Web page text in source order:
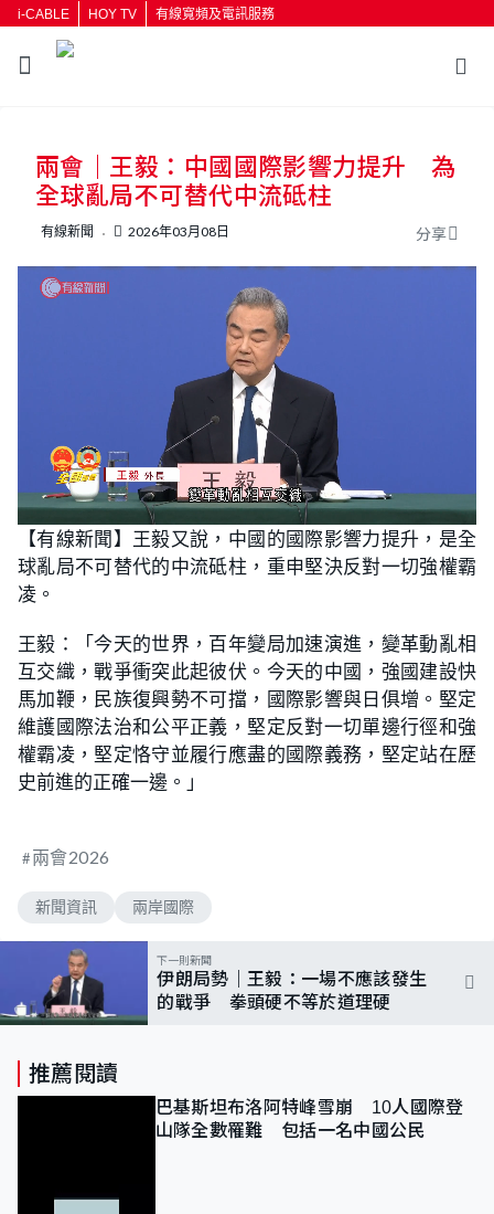
i-CABLE HOY TV 有線寬頻及電訊服務
按輸入鍵開始搜尋
兩會｜王毅：中國國際影響力提升 為
全球亂局不可替代中流砥柱
有線新聞 2026年03月08日 分享
U
n
m
t
e
L
o
a
d
e
d
4
%
【有線新聞】王毅又說，中國的國際影響力提升，是全
球亂局不可替代的中流砥柱，重申堅決反對一切強權霸
凌。
王毅：「今天的世界，百年變局加速演進，變革動亂相
互交織，戰爭衝突此起彼伏。今天的中國，強國建設快
馬加鞭，民族復興勢不可擋，國際影響與日俱增。堅定
維護國際法治和公平正義，堅定反對一切單邊行徑和強
權霸凌，堅定恪守並履行應盡的國際義務，堅定站在歷
史前進的正確一邊。」
兩會2026
新聞資訊 兩岸國際
下一則新聞
伊朗局勢｜王毅：一場不應該發生
的戰爭 拳頭硬不等於道理硬
推薦閱讀
巴基斯坦布洛阿特峰雪崩 10人國際登
山隊全數罹難 包括一名中國公民